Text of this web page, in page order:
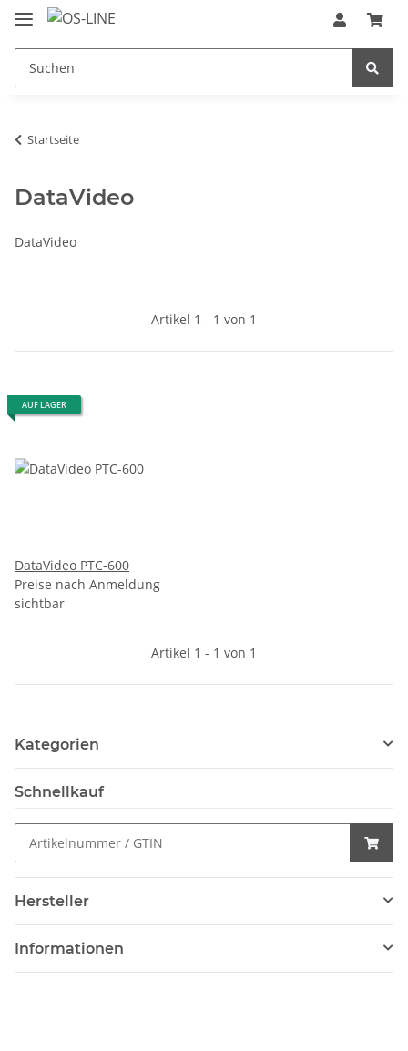
Startseite
DataVideo
DataVideo
Artikel 1 - 1 von 1
AUF LAGER
DataVideo PTC-600
Preise nach Anmeldung
sichtbar
Artikel 1 - 1 von 1
Kategorien
Schnellkauf
Hersteller
Informationen